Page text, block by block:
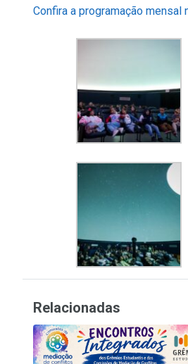
Confira a programação mensal
Relacionadas